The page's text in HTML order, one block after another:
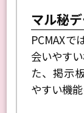
マル秘
PCMAXで
会いやす
た、掲示
やすい機能